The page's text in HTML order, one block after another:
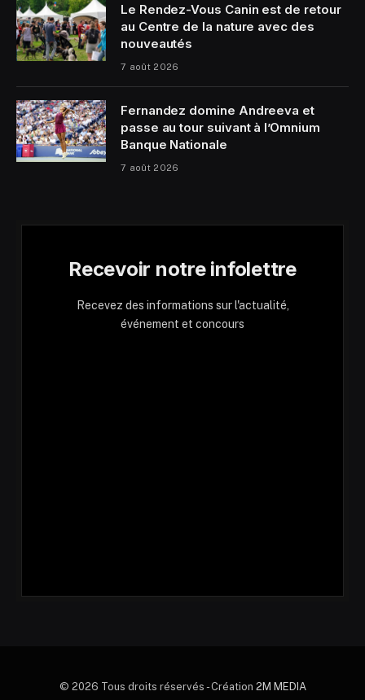
Le Rendez-Vous Canin est de retour
au Centre de la nature avec des
nouveautés
7 août 2026
Fernandez domine Andreeva et
passe au tour suivant à l’Omnium
Banque Nationale
7 août 2026
Recevoir notre infolettre
Recevez des informations sur l'actualité,
événement et concours
© 2026 Tous droits réservés - Création 2M MEDIA